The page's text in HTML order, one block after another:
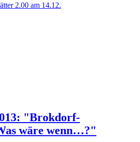
2.00 am 14.12.
"Brokdorf-
wäre wenn…?"